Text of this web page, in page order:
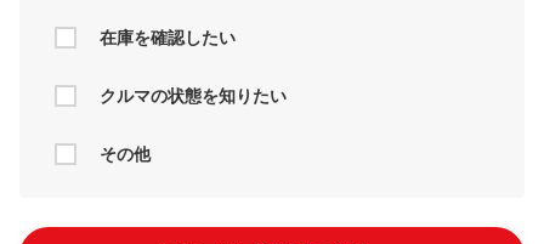
在庫を確認したい
クルマの状態を知りたい
その他